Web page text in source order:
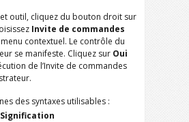
outil, cliquez du bouton droit sur
Invite de commandes
contextuel. Le contrôle du
se manifeste. Cliquez sur Oui
de l’Invite de commandes
des syntaxes utilisables :
Signification